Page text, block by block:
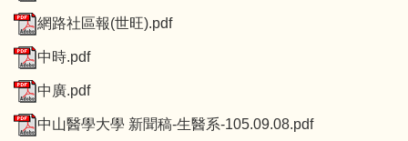
網路社區報(世旺).pdf
中時.pdf
中廣.pdf
中山醫學大學 新聞稿-生醫系-105.09.08.pdf